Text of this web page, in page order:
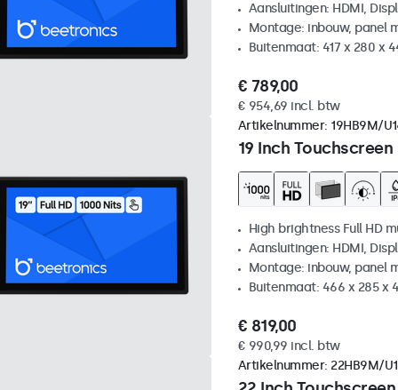
Aansluitingen: HDMI,
Montage: inbouw, panel
Buitenmaat: 417 x 280 x
€ 789,00
€ 954,69 incl. btw
19 Inch
Artikelnummer: 19HB9M/U1
High brightness Full HD
Aansluitingen: HDMI,
Montage: inbouw, panel
Buitenmaat: 466 x 285 x
€ 819,00
€ 990,99 incl. btw
Artikelnummer: 22HB9M/U1